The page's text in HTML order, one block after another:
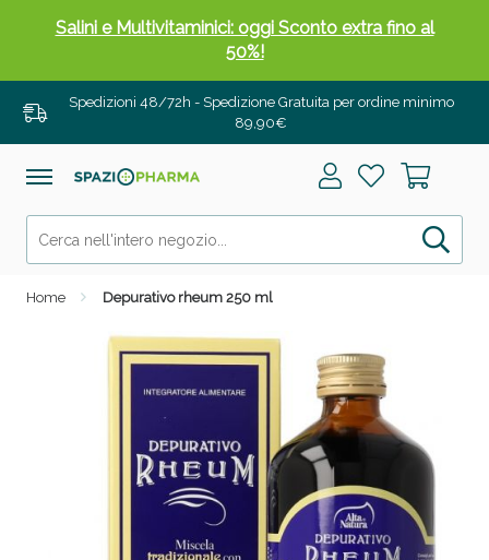
Spedizioni 48/72h - Spedizione Gratuita per ordine minimo
89,90€
Home Depurativo rheum 250 ml
Salini e Multivitaminici: oggi Sconto extra fino al
50%!
Anticellulite e Fanghi: Sconto fino al 40% valido
oggi!